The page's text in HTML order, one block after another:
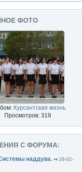
ФОТО
Курсантская жизнь
Просмотров: 319
С ФОРУМА:
наддува. ⇒28-02-